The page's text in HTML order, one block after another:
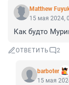
Matthew
15 мая 2024,
Как будто
ОТВЕТИТЬ 2
barboter
15 мая